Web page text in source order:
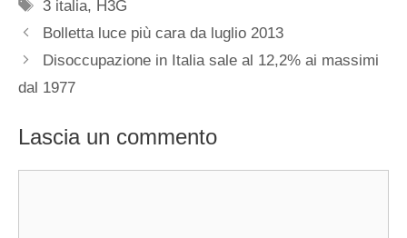
3 italia, H3G
Bolletta luce più cara da luglio 2013
Disoccupazione in Italia sale al 12,2% ai massimi
dal 1977
Lascia un commento